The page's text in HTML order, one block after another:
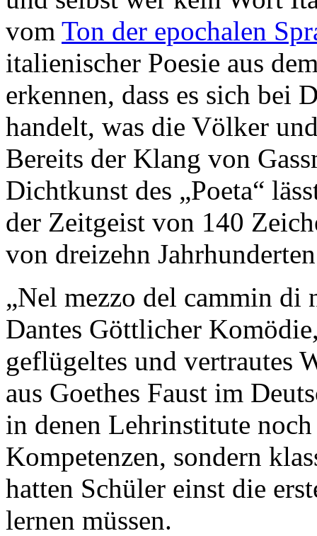
vom Ton der epochalen
italienischer Poesie aus
erkennen, dass es sich bei
handelt, was die Völker
Bereits der Klang von
Dichtkunst des „Poeta“
der Zeitgeist von 140
von dreizehn
„Nel mezzo del cammin di
Dantes Göttlicher
geflügeltes und vertrautes
aus Goethes Faust im
in denen Lehrinstitute
Kompetenzen, sondern
hatten Schüler einst die
lernen müssen.